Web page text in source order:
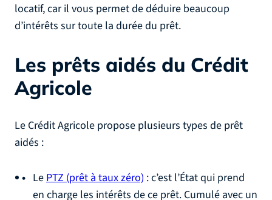
locatif, car il vous permet de déduire beaucoup
d’intérêts sur toute la durée du prêt.
Les prêts aidés du Crédit
Agricole
Le Crédit Agricole propose plusieurs types de prêt
aidés :
LePTZ (prêt à taux zéro) : c’est l’État qui prend
en charge les intérêts de ce prêt. Cumulé avec un